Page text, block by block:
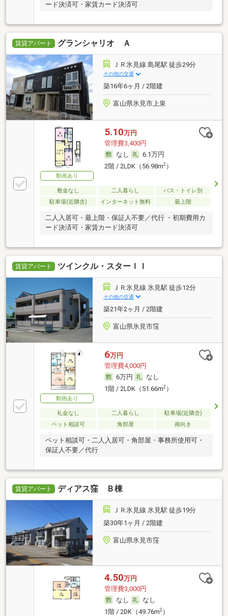
ード決済可・家賃カード決済可
賃貸アパート グランシャリオ Ａ
ＪＲ氷見線 島尾駅 徒歩29分
その他の交通
築16年6ヶ月 / 2階建
富山県氷見市上泉
動画あり
5.10万円
管理費3,400円
なし
6.1万円
2階 / 2LDK（56.98m2）
敷金なし 二人暮らし
バス・トイレ別
駐車場(近隣含)
インターネット無料 最上階
二人入居可・最上階・保証人不要／代行 ・初期費用カ
ード決済可・家賃カード決済可
賃貸アパート ツインクル・スターＩＩ
ＪＲ氷見線 氷見駅 徒歩12分
その他の交通
築21年2ヶ月 / 2階建
富山県氷見市窪
動画あり
6万円
管理費4,000円
6万円
なし
1階 / 2LDK（51.66m2）
礼金なし 二人暮らし
駐車場(近隣含)
ペット相談可
角部屋 南向き
ペット相談可・二人入居可・角部屋・事務所使用可・
保証人不要／代行
賃貸アパート ディアス窪 Ｂ棟
ＪＲ氷見線 氷見駅 徒歩19分
築30年1ヶ月 / 2階建
富山県氷見市窪
4.50万円
管理費3,000円
なし
なし
1階 / 2DK（49.76m2）